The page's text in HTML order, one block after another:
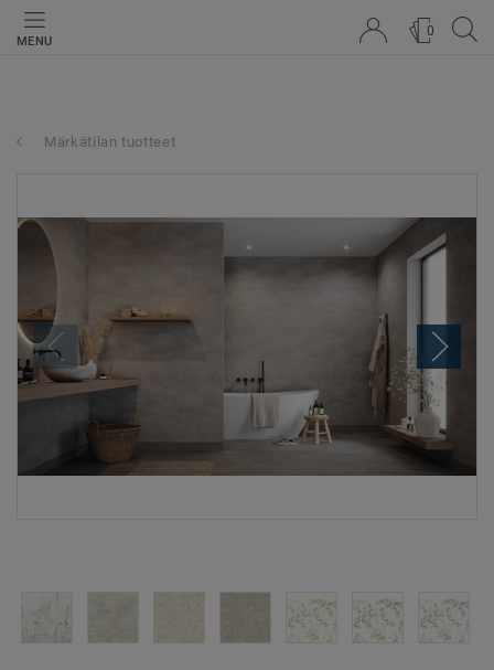
MENU
0
Märkätilan tuotteet